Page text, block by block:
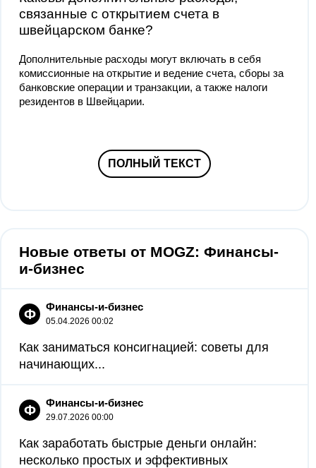
связанные с открытием счета в
швейцарском банке?
Дополнительные расходы могут включать в себя
комиссионные на открытие и ведение счета, сборы за
банковские операции и транзакции, а также налоги
резидентов в Швейцарии.
ПОЛНЫЙ ТЕКСТ
Новые ответы от MOGZ: Финансы-
и-бизнес
Ф Финансы-и-бизнес
05.04.2026 00:02
Как заниматься консигнацией: советы для
начинающих...
Ф Финансы-и-бизнес
29.07.2026 00:00
Как заработать быстрые деньги онлайн:
несколько простых и эффективных